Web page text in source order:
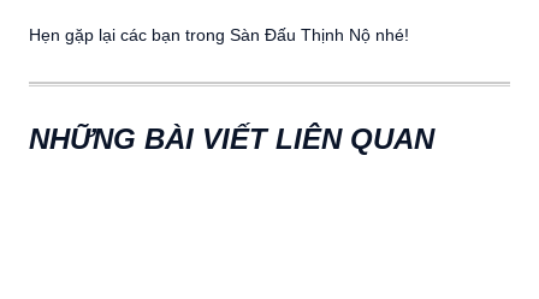
Hẹn gặp lại các bạn trong Sàn Đấu Thịnh Nộ nhé!
NHỮNG BÀI VIẾT LIÊN QUAN